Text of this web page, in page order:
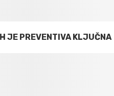
JE PREVENTIVA KLJUČNA